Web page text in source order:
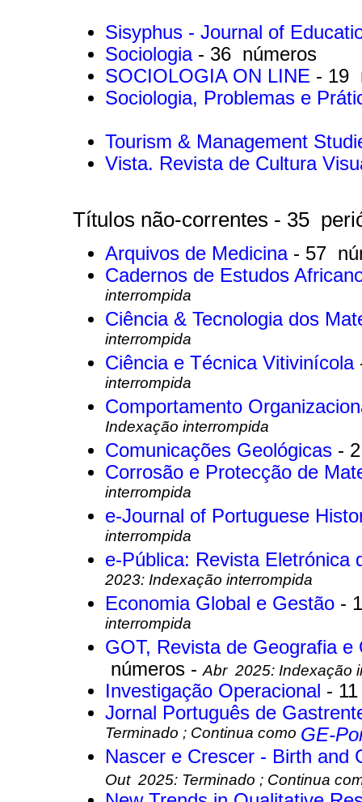
Sisyphus - Journal of
Sociologia - 36 números
SOCIOLOGIA ON LINE - 19
Sociologia, Problemas e
Tourism & Management
Vista. Revista de Cultura
Títulos não-correntes - 35
Arquivos de Medicina - 57
Cadernos de Estudos
interrompida
Ciência & Tecnologia dos
interrompida
Ciência e Técnica Vitivinícola
interrompida
Comportamento
Indexação interrompida
Comunicações Geológicas -
Corrosão e Protecção de
interrompida
e-Journal of Portuguese
interrompida
e-Pública: Revista Eletrónica
2023: Indexação interrompida
Economia Global e Gestão -
interrompida
GOT, Revista de Geografia
números -Abr 2025: Indexação
Investigação Operacional -
Jornal Português de
Terminado ; Continua como GE-
Nascer e Crescer - Birth and
Out 2025: Terminado ; Continua